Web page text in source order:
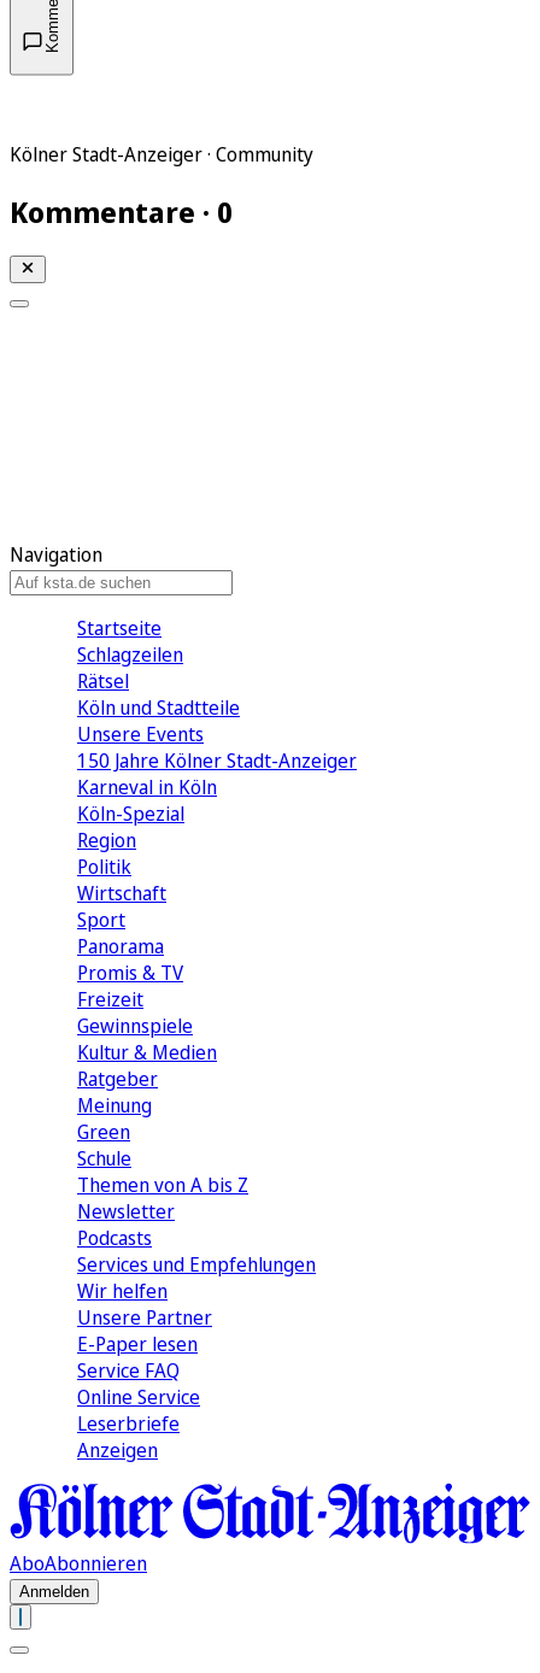
Kölner Stadt-Anzeiger · Community
Kommentare · 0
Navigation
Startseite
Schlagzeilen
Rätsel
Köln und Stadtteile
Unsere Events
150 Jahre Kölner Stadt-Anzeiger
Karneval in Köln
Köln-Spezial
Region
Politik
Wirtschaft
Sport
Panorama
Promis & TV
Freizeit
Gewinnspiele
Kultur & Medien
Ratgeber
Meinung
Green
Schule
Themen von A bis Z
Newsletter
Podcasts
Services und Empfehlungen
Wir helfen
Unsere Partner
E-Paper lesen
Service FAQ
Online Service
Leserbriefe
Anzeigen
AboAbonnieren
Anmelden